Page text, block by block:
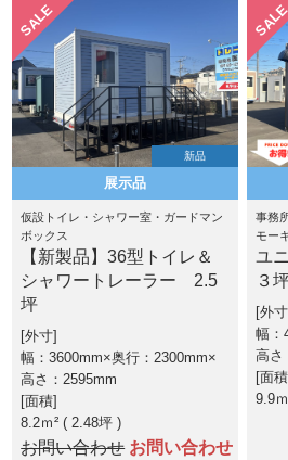
新品
SALE
展示品
仮設トイレ・シャワー室・ガードマン
ボックス
【新製品】36型トイレ＆
シャワートレーラー 2.5
坪
外寸
幅：3600mm×奥行：2300mm×
高さ：2595mm
面積
8.2ｍ² ( 2.48坪 )
お問い合わせ お問い合わせ
事務
モー
ユ
３
外寸
幅：
高さ
面積
9.9